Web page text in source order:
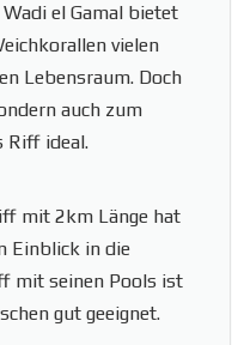
el Gamal bietet
vielen
Lebensraum. Doch
auch zum
Riff ideal.
mit 2km Länge hat
Einblick in die
mit seinen Pools ist
gut geeignet.